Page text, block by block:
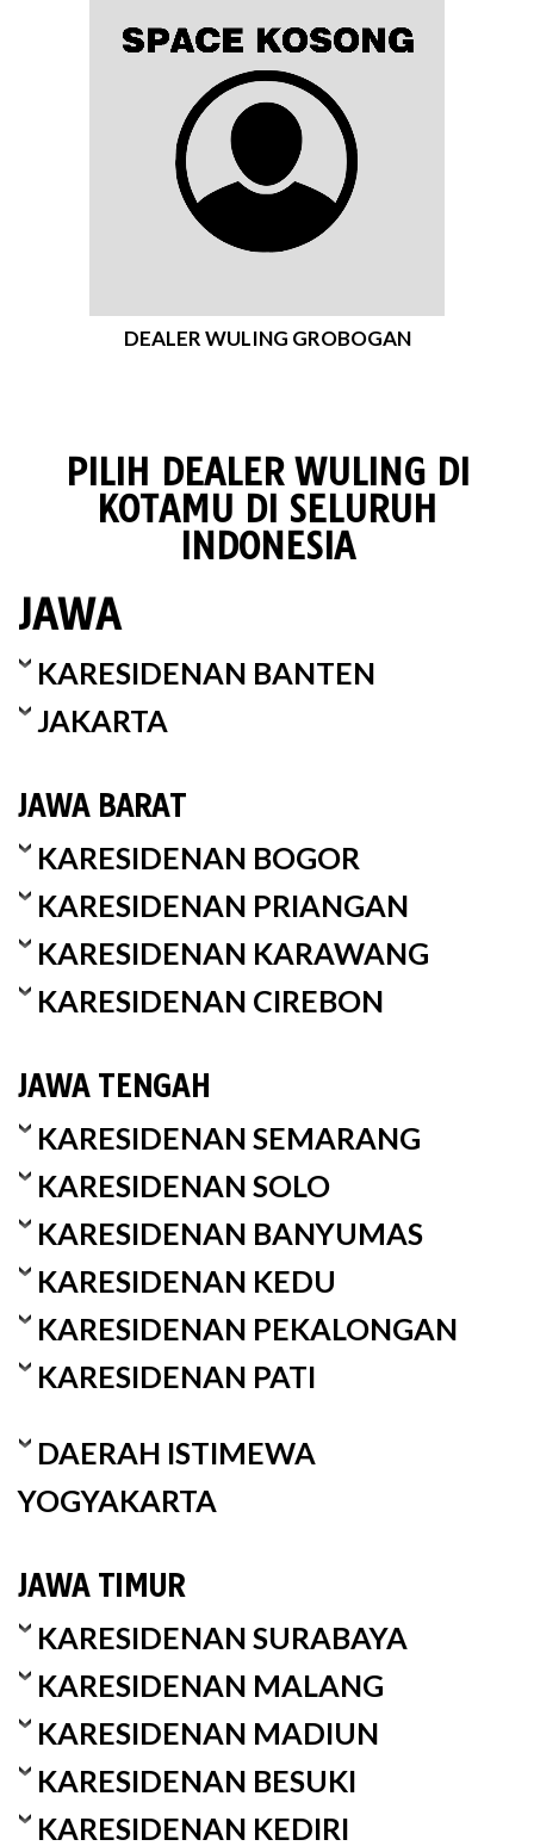
DEALER WULING GROBOGAN
PILIH DEALER WULING DI
KOTAMU DI SELURUH
INDONESIA
JAWA
KARESIDENAN BANTEN
JAKARTA
JAWA BARAT
KARESIDENAN BOGOR
KARESIDENAN PRIANGAN
KARESIDENAN KARAWANG
KARESIDENAN CIREBON
JAWA TENGAH
KARESIDENAN SEMARANG
KARESIDENAN SOLO
KARESIDENAN BANYUMAS
KARESIDENAN KEDU
KARESIDENAN PEKALONGAN
KARESIDENAN PATI
DAERAH ISTIMEWA
YOGYAKARTA
JAWA TIMUR
KARESIDENAN SURABAYA
KARESIDENAN MALANG
KARESIDENAN MADIUN
KARESIDENAN BESUKI
KARESIDENAN KEDIRI